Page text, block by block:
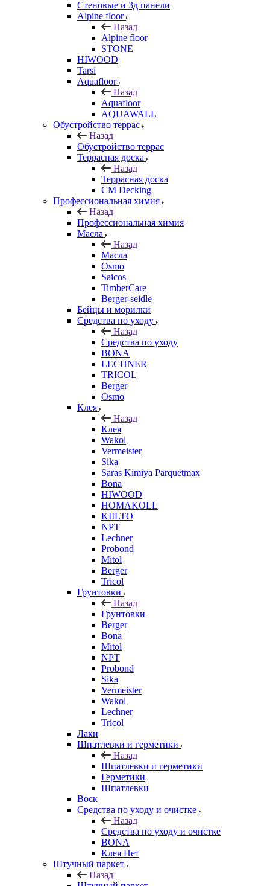
Стеновые и 3д панели
Alpine floor
Назад
Alpine floor
STONE
HIWOOD
Tarsi
Aquafloor
Назад
Aquafloor
AQUAWALL
Обустройство террас
Назад
Обустройство террас
Террасная доска
Назад
Террасная доска
CM Decking
Профессиональная химия
Назад
Профессиональная химия
Масла
Назад
Масла
Osmo
Saicos
TimberCare
Berger-seidle
Бейцы и морилки
Средства по уходу
Назад
Средства по уходу
BONA
LECHNER
TRICOL
Berger
Osmo
Клея
Назад
Клея
Wakol
Vermeister
Sika
Saras Kimiya Parquetmax
Bona
HIWOOD
HOMAKOLL
KIILTO
NPT
Lechner
Probond
Mitol
Berger
Tricol
Грунтовки
Назад
Грунтовки
Berger
Bona
Mitol
NPT
Probond
Sika
Vermeister
Wakol
Lechner
Tricol
Лаки
Шпатлевки и герметики
Назад
Шпатлевки и герметики
Герметики
Шпатлевки
Воск
Средства по уходу и очистке
Назад
Средства по уходу и очистке
BONA
Клея Нет
Штучный паркет
Назад